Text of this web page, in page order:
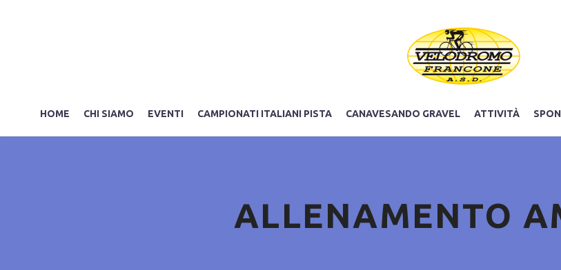
HOME CHI SIAMO EVENTI CAMPIONATI ITALIANI PISTA CANAVESANDO GRAVEL ATTIVITÀ
ALLENAMENTO